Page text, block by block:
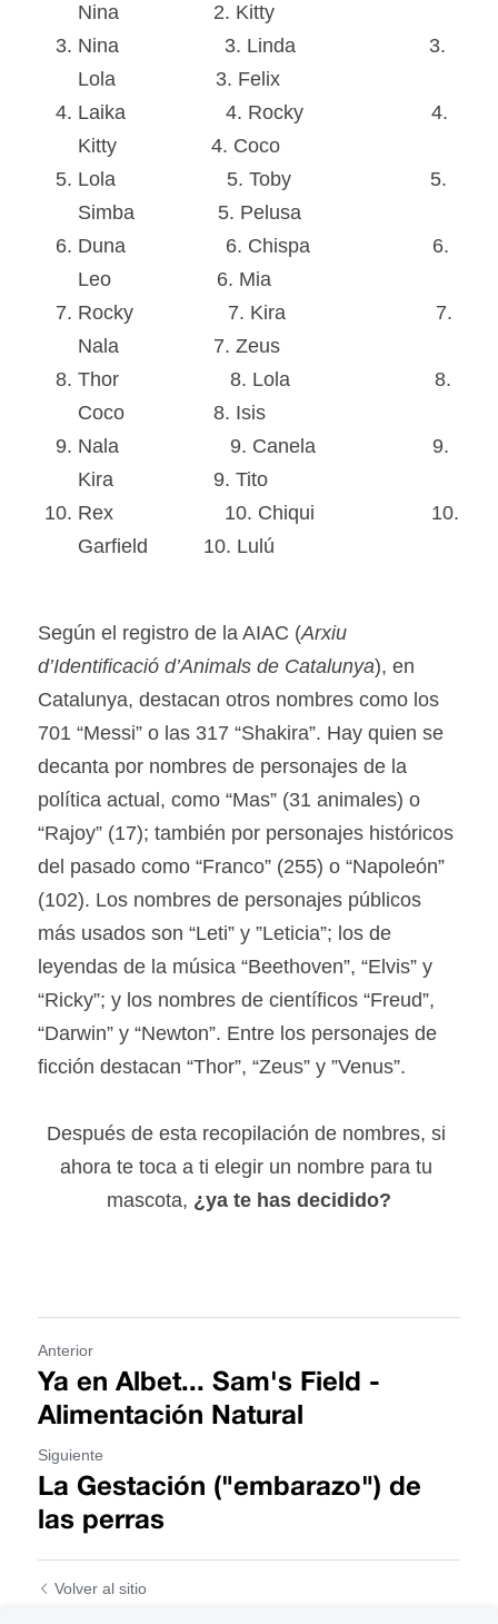
Nina                 2. Kitty
Nina                   3. Linda                        3.
Lola                  3. Felix
Laika                  4. Rocky                       4.
Kitty                 4. Coco
Lola                    5. Toby                         5.
Simba               5. Pelusa
Duna                  6. Chispa                      6.
Leo                   6. Mia
Rocky                 7. Kira                           7.
Nala                 7. Zeus
Thor                    8. Lola                          8.
Coco                8. Isis
Nala                    9. Canela                     9.
Kira                  9. Tito
Rex                    10. Chiqui                     10.
Garfield          10. Lulú
Según el registro de la AIAC (Arxiu
d’Identificació d’Animals de Catalunya), en
Catalunya, destacan otros nombres como los
701 “Messi” o las 317 “Shakira”. Hay quien se
decanta por nombres de personajes de la
política actual, como “Mas” (31 animales) o
“Rajoy” (17); también por personajes históricos
del pasado como “Franco” (255) o “Napoleón”
(102). Los nombres de personajes públicos
más usados son “Leti” y ”Leticia”; los de
leyendas de la música “Beethoven”, “Elvis” y
“Ricky”; y los nombres de científicos “Freud”,
“Darwin” y “Newton”. Entre los personajes de
ficción destacan “Thor”, “Zeus” y ”Venus”.
Después de esta recopilación de nombres, si
ahora te toca a ti elegir un nombre para tu
mascota, ¿ya te has decidido?
Anterior
Ya en Albet... Sam's Field -
Alimentación Natural
Siguiente
La Gestación ("embarazo") de
las perras
Volver al sitio